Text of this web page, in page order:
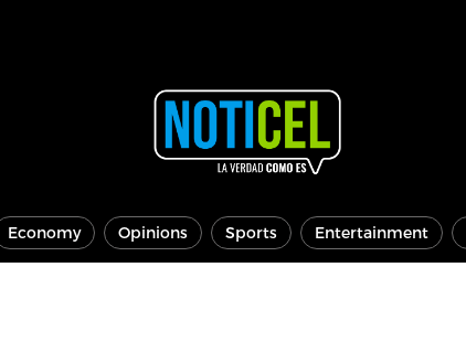
Economy Opinions Sports Entertainment